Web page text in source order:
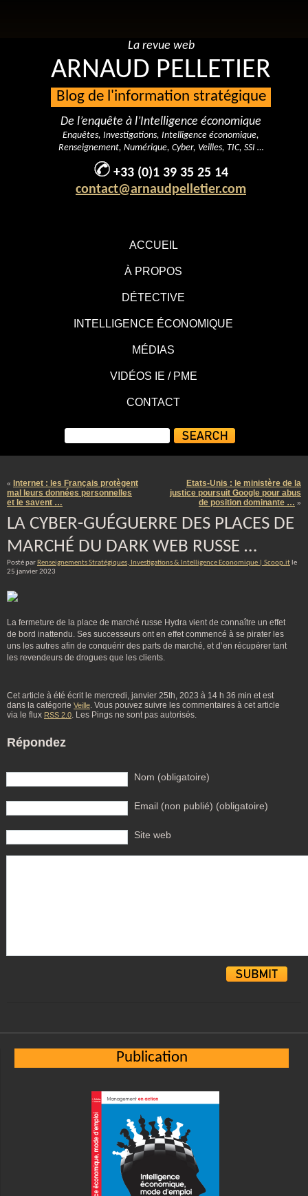
ACCUEIL
À PROPOS
DÉTECTIVE
INTELLIGENCE ÉCONOMIQUE
MÉDIAS
VIDÉOS IE / PME
CONTACT
La revue web
ARNAUD PELLETIER
Blog de l'information stratégique
De l’enquête à l’Intelligence économique
Enquêtes, Investigations, Intelligence économique,
Renseignement, Numérique, Cyber, Veilles, TIC, SSI …
+33 (0)1 39 35 25 14
contact@arnaudpelletier.com
«
Internet : les Français protègent
mal leurs données personnelles
et le savent …
Etats-Unis : le ministère de la
justice poursuit Google pour abus
de position dominante … »
LA CYBER-GUÉGUERRE DES PLACES DE
MARCHÉ DU DARK WEB RUSSE …
Posté par Renseignements Stratégiques, Investigations & Intelligence Economique | Scoop.it le
25 janvier 2023
La fermeture de la place de marché russe Hydra vient de connaître un effet
de bord inattendu. Ses successeurs ont en effet commencé à se pirater les
uns les autres afin de conquérir des parts de marché, et d’en récupérer tant
les revendeurs de drogues que les clients.
Cet article à été écrit le mercredi, janvier 25th, 2023 à 14 h 36 min et est
dans la catégorie Veille. Vous pouvez suivre les commentaires à cet article
via le flux RSS 2.0. Les Pings ne sont pas autorisés.
Répondez
Nom (obligatoire)
Email (non publié) (obligatoire)
Site web
Publication